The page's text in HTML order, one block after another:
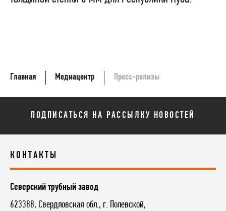
Главная Медиацентр Пресс-релизы
ПОДПИСАТЬСЯ НА РАССЫЛКУ НОВОСТЕЙ
КОНТАКТЫ
Северский трубный завод
623388, Свердловская обл., г. Полевской,